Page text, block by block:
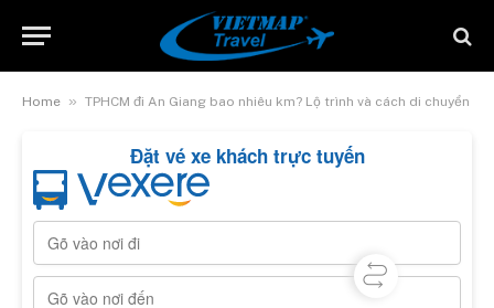
Home » TPHCM đi An Giang bao nhiêu km? Lộ trình và cách di chuyển
Đặt vé xe khách trực tuyến